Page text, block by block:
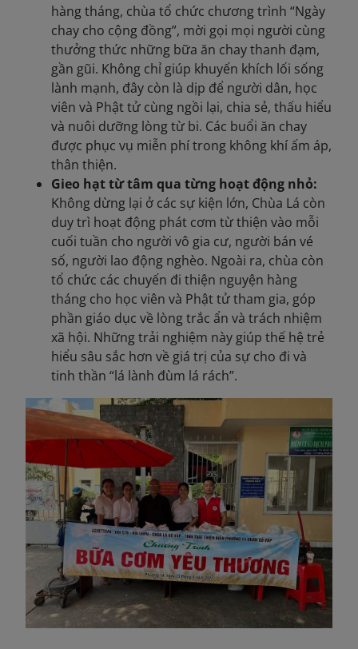
hàng tháng, chùa tổ chức chương trình “Ngày
chay cho cộng đồng”, mời gọi mọi người cùng
thưởng thức những bữa ăn chay thanh đạm,
gần gũi. Không chỉ giúp khuyến khích lối sống
lành mạnh, đây còn là dịp để người dân, học
viên và Phật tử cùng ngồi lại, chia sẻ, thấu hiểu
và nuôi dưỡng lòng từ bi. Các buổi ăn chay
được phục vụ miễn phí trong không khí ấm áp,
thân thiện.
Gieo hạt từ tâm qua từng hoạt động nhỏ:
Không dừng lại ở các sự kiện lớn, Chùa Lá còn
duy trì hoạt động phát cơm từ thiện vào mỗi
cuối tuần cho người vô gia cư, người bán vé
số, người lao động nghèo. Ngoài ra, chùa còn
tổ chức các chuyến đi thiện nguyện hàng
tháng cho học viên và Phật tử tham gia, góp
phần giáo dục về lòng trắc ẩn và trách nhiệm
xã hội. Những trải nghiệm này giúp thế hệ trẻ
hiểu sâu sắc hơn về giá trị của sự cho đi và
tinh thần “lá lành đùm lá rách”.